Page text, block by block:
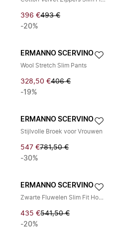
396 €493 €
-20%
ERMANNO SCERVINO
Wool Stretch Slim Pants
328,50 €406 €
-19%
ERMANNO SCERVINO
Stijlvolle Broek voor Vrouwen
547 €781,50 €
-30%
ERMANNO SCERVINO
Zwarte Fluwelen Slim Fit Hoge Taille Broek
435 €541,50 €
-20%